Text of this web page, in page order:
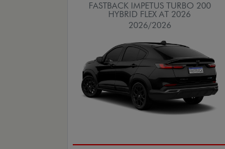
FASTBACK IMPETUS TURBO 200
HYBRID FLEX AT 2026
2026/2026